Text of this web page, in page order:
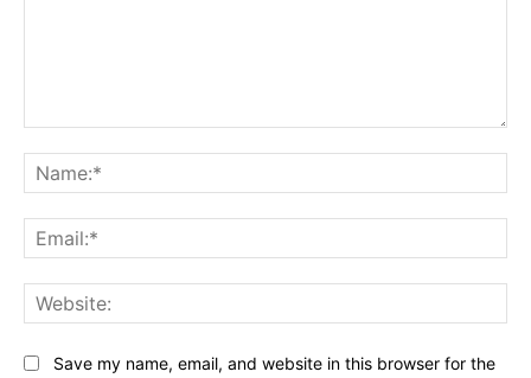
Save my name, email, and website in this browser for the